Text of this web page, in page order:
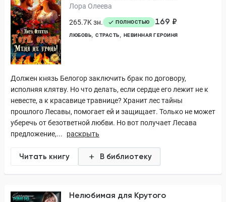
Лора Олеева
265.7K зн.
ПОЛНОСТЬЮ 169 ₽
ЛЮБОВЬ СТРАСТЬ НЕВИННАЯ ГЕРОИНЯ
Должен князь Белогор заключить брак по договору,
исполняя клятву. Но что делать, если сердце его лежит не к
невесте, а к красавице травнице? Хранит лес тайны
прошлого Лесавы, помогает ей и защищает. Только не может
уберечь от безответной любви. Но вот получает Лесава
предложение,...
раскрыть
Читать книгу В библиотеку
Нелюбимая для Крутого